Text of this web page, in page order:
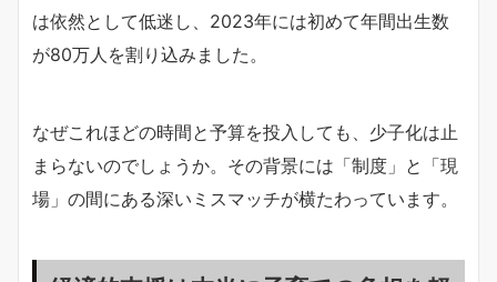
は依然として低迷し、2023年には初めて年間出生数
が80万人を割り込みました。
なぜこれほどの時間と予算を投入しても、少子化は止
まらないのでしょうか。その背景には「制度」と「現
場」の間にある深いミスマッチが横たわっています。